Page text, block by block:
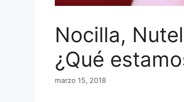
Nocilla,
¿Qué
marzo 15, 2018